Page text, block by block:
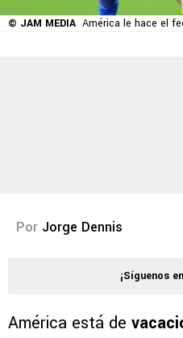
© JAM MEDIA América le hace el
Por Jorge Dennis
¡Síguenos
América está de